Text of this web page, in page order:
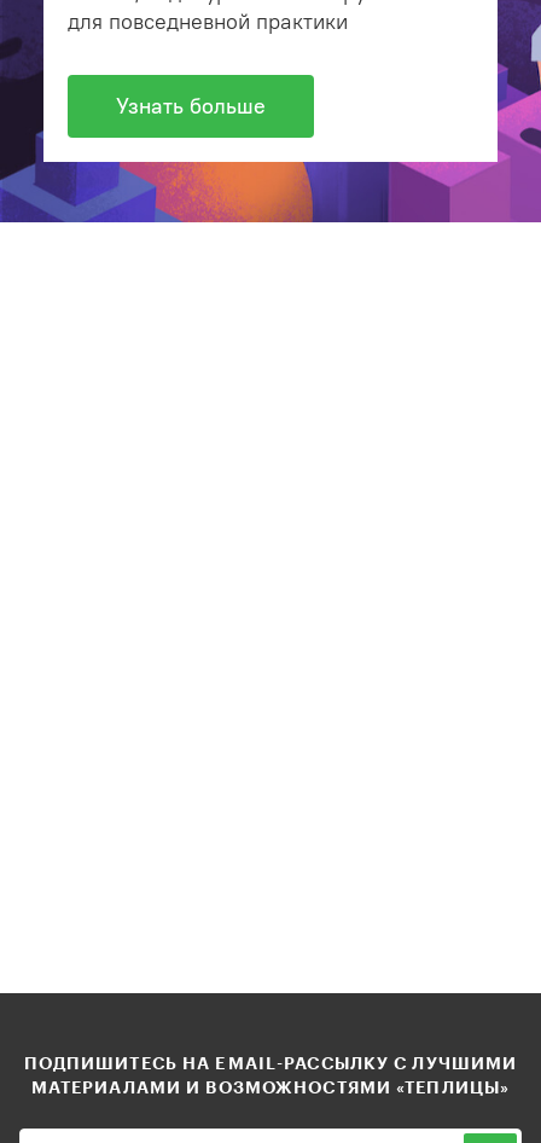
для повседневной практики
Узнать больше
ПОДПИШИТЕСЬ НА EMAIL-РАССЫЛКУ С ЛУЧШИМИ
МАТЕРИАЛАМИ И ВОЗМОЖНОСТЯМИ «ТЕПЛИЦЫ»